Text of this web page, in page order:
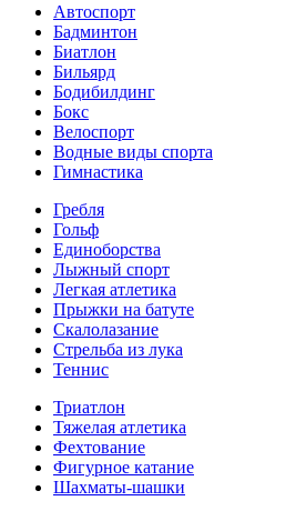
Автоспорт
Бадминтон
Биатлон
Бильярд
Бодибилдинг
Бокс
Велоспорт
Водные виды спорта
Гимнастика
Гребля
Гольф
Единоборства
Лыжный спорт
Легкая атлетика
Прыжки на батуте
Скалолазание
Стрельба из лука
Теннис
Триатлон
Тяжелая атлетика
Фехтование
Фигурное катание
Шахматы-шашки